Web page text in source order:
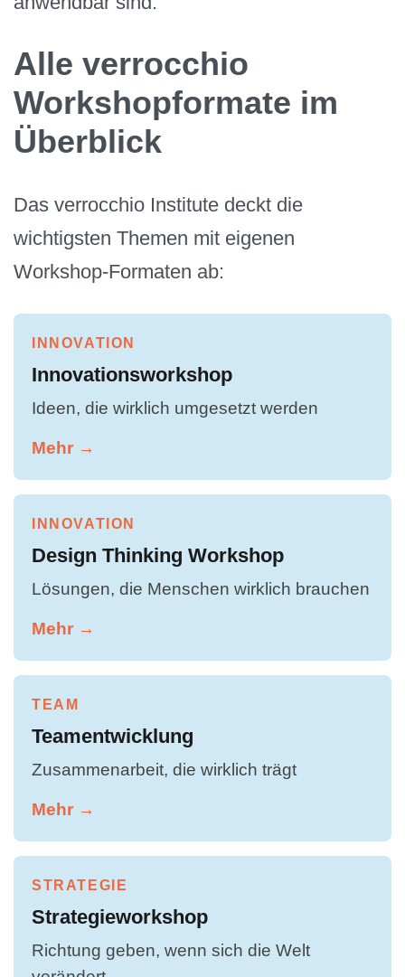
Alle verrocchio
Workshopformate im
Überblick
Das verrocchio Institute deckt die
wichtigsten Themen mit eigenen
Workshop-Formaten ab:
INNOVATION
Innovationsworkshop
Ideen, die wirklich umgesetzt werden
Mehr →
INNOVATION
Design Thinking Workshop
Lösungen, die Menschen wirklich brauchen
Mehr →
TEAM
Teamentwicklung
Zusammenarbeit, die wirklich trägt
Mehr →
STRATEGIE
Strategieworkshop
Richtung geben, wenn sich die Welt